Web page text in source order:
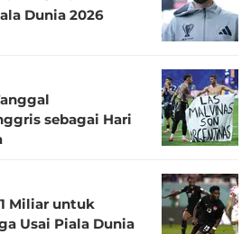
Dunia 2026
sebagai Hari
Miliar untuk
Usai Piala Dunia